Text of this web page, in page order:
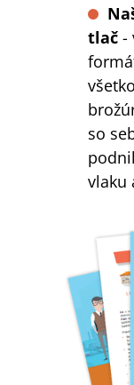
tlač -
so
vlaku